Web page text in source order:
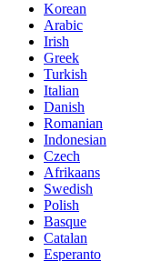
Korean
Arabic
Irish
Greek
Turkish
Italian
Danish
Romanian
Indonesian
Czech
Afrikaans
Swedish
Polish
Basque
Catalan
Esperanto